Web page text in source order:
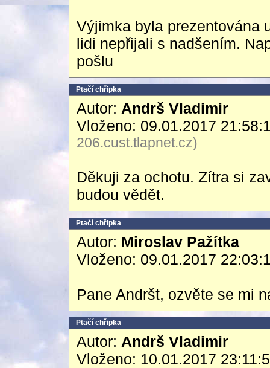
Výjimka byla prezentována
lidi nepřijali s nadšením.
pošlu
Ptačí chřipka
Autor: Andrš Vladimir
Vloženo: 09.01.2017
206.cust.tlapnet.cz)
Děkuji za ochotu. Zítra si
budou vědět.
Ptačí chřipka
Autor: Miroslav Pažítka
Vloženo: 09.01.2017
Pane Andršt, ozvěte se mi
Ptačí chřipka
Autor: Andrš Vladimir
Vloženo: 10.01.2017